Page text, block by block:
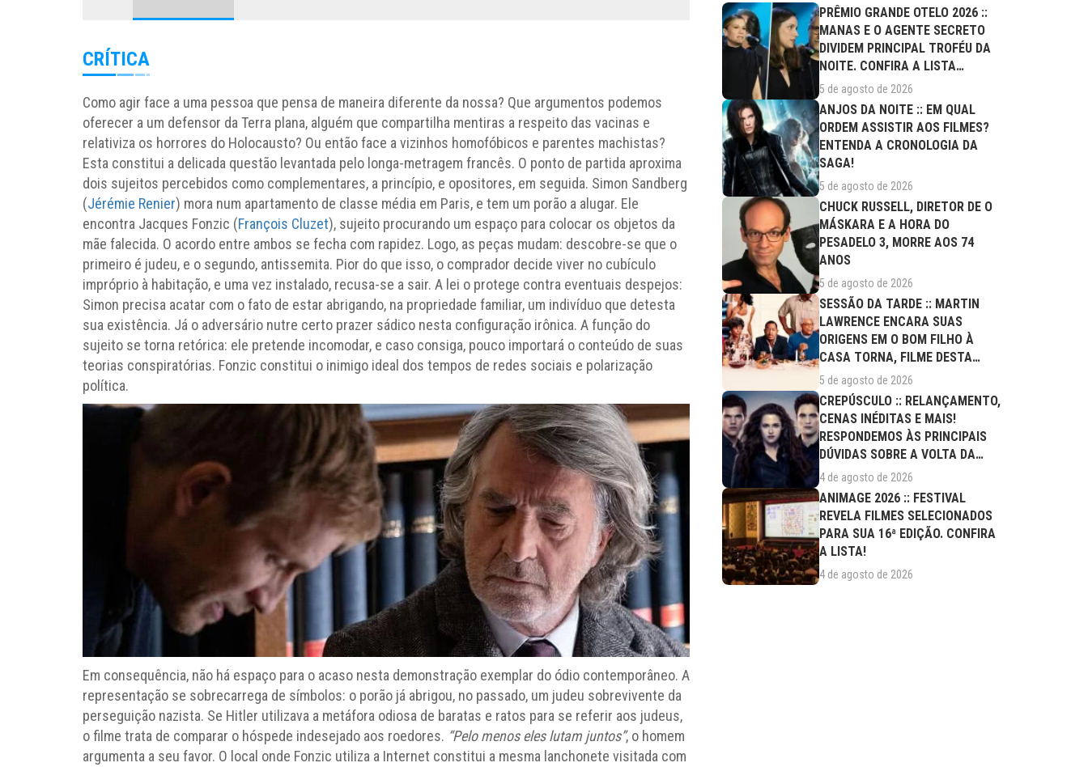
CRÍTICA
Como agir face a uma pessoa que pensa de maneira diferente da nossa? Que argumentos podemos
oferecer a um defensor da Terra plana, alguém que compartilha mentiras a respeito das vacinas e
relativiza os horrores do Holocausto? Ou então face a vizinhos homofóbicos e parentes machistas?
Esta constitui a delicada questão levantada pelo longa-metragem francês. O ponto de partida aproxima
dois sujeitos percebidos como complementares, a princípio, e opositores, em seguida. Simon Sandberg
(Jérémie Renier) mora num apartamento de classe média em Paris, e tem um porão a alugar. Ele
encontra Jacques Fonzic (François Cluzet), sujeito procurando um espaço para colocar os objetos da
mãe falecida. O acordo entre ambos se fecha com rapidez. Logo, as peças mudam: descobre-se que o
primeiro é judeu, e o segundo, antissemita. Pior do que isso, o comprador decide viver no cubículo
impróprio à habitação, e uma vez instalado, recusa-se a sair. A lei o protege contra eventuais despejos:
Simon precisa acatar com o fato de estar abrigando, na propriedade familiar, um indivíduo que detesta
sua existência. Já o adversário nutre certo prazer sádico nesta configuração irônica. A função do
sujeito se torna retórica: ele pretende incomodar, e caso consiga, pouco importará o conteúdo de suas
teorias conspiratórias. Fonzic constitui o inimigo ideal dos tempos de redes sociais e polarização
política.
Em consequência, não há espaço para o acaso nesta demonstração exemplar do ódio contemporâneo. A
representação se sobrecarrega de símbolos: o porão já abrigou, no passado, um judeu sobrevivente da
perseguição nazista. Se Hitler utilizava a metáfora odiosa de baratas e ratos para se referir aos judeus,
o filme trata de comparar o hóspede indesejado aos roedores. “Pelo menos eles lutam juntos”, o homem
argumenta a seu favor. O local onde Fonzic utiliza a Internet constitui a mesma lanchonete visitada com
PRÊMIO GRANDE OTELO 2026 ::
MANAS E O AGENTE SECRETO
DIVIDEM PRINCIPAL TROFÉU DA
NOITE. CONFIRA A LISTA
COMPLETA DE...
5 de agosto de 2026
ANJOS DA NOITE :: EM QUAL
ORDEM ASSISTIR AOS FILMES?
ENTENDA A CRONOLOGIA DA
SAGA!
5 de agosto de 2026
CHUCK RUSSELL, DIRETOR DE O
MÁSKARA E A HORA DO
PESADELO 3, MORRE AOS 74
ANOS
5 de agosto de 2026
SESSÃO DA TARDE :: MARTIN
LAWRENCE ENCARA SUAS
ORIGENS EM O BOM FILHO À
CASA TORNA, FILME DESTA
QUARTA (05/08)
5 de agosto de 2026
CREPÚSCULO :: RELANÇAMENTO,
CENAS INÉDITAS E MAIS!
RESPONDEMOS ÀS PRINCIPAIS
DÚVIDAS SOBRE A VOLTA DA
SAGA AOS CINEMAS
4 de agosto de 2026
ANIMAGE 2026 :: FESTIVAL
REVELA FILMES SELECIONADOS
PARA SUA 16ª EDIÇÃO. CONFIRA
A LISTA!
4 de agosto de 2026